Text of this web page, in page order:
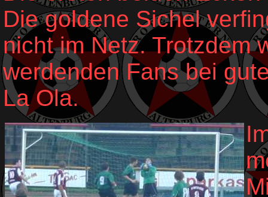
Die goldene Sichel
nicht im Netz. Trotzdem
werdenden Fans bei
La Ola.